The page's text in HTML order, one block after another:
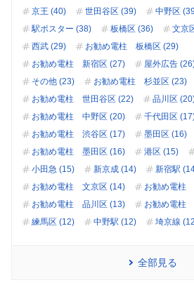
京王 (40)
世田谷区 (39) 中野区
駅ポスター (38)
板橋区 (36) 文京
西武 (29)
お勧め電柱 板橋区 (29)
お勧め電柱 新宿区 (27)
屋外広告
その他 (23)
お勧め電柱 杉並区 (23)
お勧め電柱 世田谷区 (22)
品川区
お勧め電柱 中野区 (20)
千代田区
お勧め電柱 渋谷区 (17)
墨田区 (16)
お勧め電柱 墨田区 (16)
港区 (15)
小田急 (15)
新京成 (14) 新宿駅
お勧め電柱 文京区 (14)
お勧め電柱
お勧め電柱 品川区 (13)
お勧め電柱
練馬区 (12)
中野駅 (12) 埼京線
全部見る